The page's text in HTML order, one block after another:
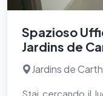
Spazioso
Jardins de
Jardins de
Stai cercando il